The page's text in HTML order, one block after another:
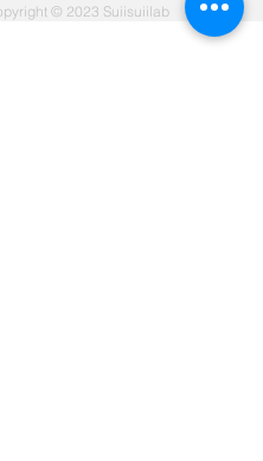
© 2023 Suiisuiilab